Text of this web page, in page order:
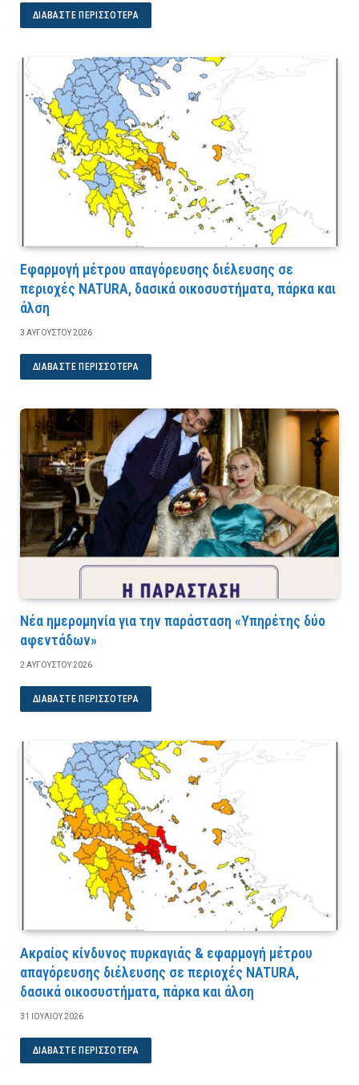
ΔΙΑΒΆΣΤΕ ΠΕΡΙΣΣΌΤΕΡΑ
Εφαρμογή μέτρου απαγόρευσης διέλευσης σε
περιοχές NATURA, δασικά οικοσυστήματα, πάρκα και
άλση
3 ΑΥΓΟΎΣΤΟΥ 2026
ΔΙΑΒΆΣΤΕ ΠΕΡΙΣΣΌΤΕΡΑ
Νέα ημερομηνία για την παράσταση «Υπηρέτης δύο
αφεντάδων»
2 ΑΥΓΟΎΣΤΟΥ 2026
ΔΙΑΒΆΣΤΕ ΠΕΡΙΣΣΌΤΕΡΑ
Ακραίος κίνδυνος πυρκαγιάς & εφαρμογή μέτρου
απαγόρευσης διέλευσης σε περιοχές NATURA,
δασικά οικοσυστήματα, πάρκα και άλση
31 ΙΟΥΛΊΟΥ 2026
ΔΙΑΒΆΣΤΕ ΠΕΡΙΣΣΌΤΕΡΑ